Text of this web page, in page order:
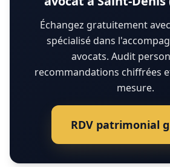
Échangez gratuitement
spécialisé dans
avocats. Audit
recommandations chiffrées
mesure.
RDV patrimonial